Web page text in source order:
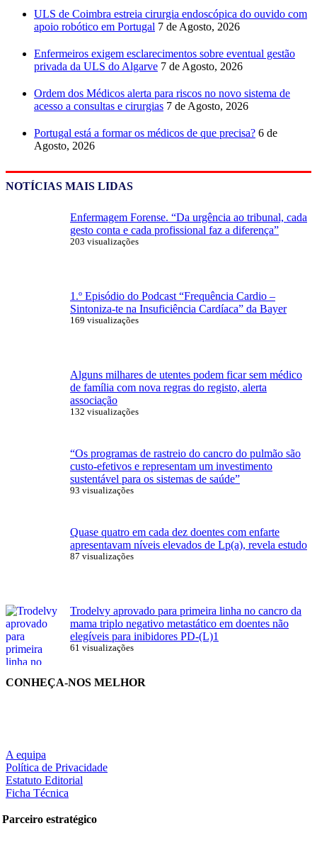
ULS de Coimbra estreia cirurgia endoscópica do ouvido com
apoio robótico em Portugal 7 de Agosto, 2026
Enfermeiros exigem esclarecimentos sobre eventual gestão
privada da ULS do Algarve 7 de Agosto, 2026
Ordem dos Médicos alerta para riscos no novo sistema de
acesso a consultas e cirurgias 7 de Agosto, 2026
Portugal está a formar os médicos de que precisa? 6 de
Agosto, 2026
NOTÍCIAS MAIS LIDAS
Enfermagem Forense. “Da urgência ao tribunal, cada
gesto conta e cada profissional faz a diferença”
203 visualizações
1.º Episódio do Podcast “Frequência Cardio –
Sintoniza-te na Insuficiência Cardíaca” da Bayer
169 visualizações
Alguns milhares de utentes podem ficar sem médico
de família com nova regras do registo, alerta
associação
132 visualizações
“Os programas de rastreio do cancro do pulmão são
custo-efetivos e representam um investimento
sustentável para os sistemas de saúde”
93 visualizações
Quase quatro em cada dez doentes com enfarte
apresentavam níveis elevados de Lp(a), revela estudo
87 visualizações
Trodelvy aprovado para primeira linha no cancro da
mama triplo negativo metastático em doentes não
elegíveis para inibidores PD-(L)1
61 visualizações
CONHEÇA-NOS MELHOR
A equipa
Política de Privacidade
Estatuto Editorial
Ficha Técnica
Parceiro estratégico